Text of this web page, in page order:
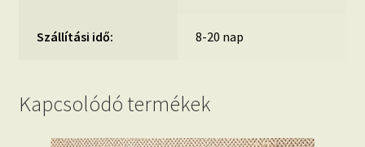
Szállítási idő: 8-20 nap
Kapcsolódó termékek